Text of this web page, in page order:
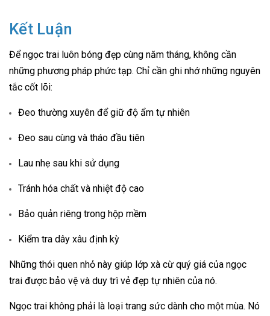
Kết Luận
Để ngọc trai luôn bóng đẹp cùng năm tháng, không cần
những phương pháp phức tạp. Chỉ cần ghi nhớ những nguyên
tắc cốt lõi:
Đeo thường xuyên để giữ độ ẩm tự nhiên
Đeo sau cùng và tháo đầu tiên
Lau nhẹ sau khi sử dụng
Tránh hóa chất và nhiệt độ cao
Bảo quản riêng trong hộp mềm
Kiểm tra dây xâu định kỳ
Những thói quen nhỏ này giúp lớp xà cừ quý giá của ngọc
trai được bảo vệ và duy trì vẻ đẹp tự nhiên của nó.
Ngọc trai không phải là loại trang sức dành cho một mùa. Nó